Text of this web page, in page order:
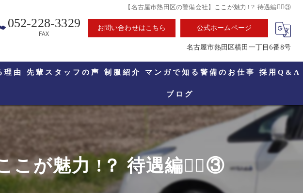
【名古屋市熱田区の警備会社】ここが魅力 !？ 待遇編🕵🏻③
052-228-3329
FAX
お問い合わせはこちら 公式ホームページ
名古屋市熱田区横田一丁目6番8号
理由 先輩スタッフの声 制服紹介 マンガで知る警備のお仕事 採用Q&A
ブログ
こが魅力 !？ 待遇編🕵🏻③